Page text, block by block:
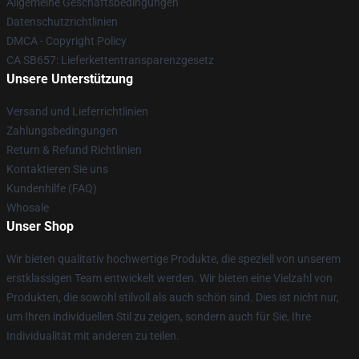
Datenschutzrichtlinien
DMCA - Copyright Policy
CA SB657: Lieferkettentransparenzgesetz
Unsere Unterstützung
Versand und Lieferrichtlinien
Zahlungsbedingungen
Return & Refund Richtlinien
Kontaktieren Sie uns
Kundenhilfe (FAQ)
Whosale
Unser Shop
Wir bieten qualitativ hochwertige Produkte, die speziell von unserem
erstklassigen Team entwickelt werden. Wir bieten eine Vielzahl von
Produkten, die sowohl stilvoll als auch schön sind. Dies ist nicht nur,
um Ihren individuellen Stil zu zeigen, sondern auch für Sie, Ihre
Individualität mit anderen zu teilen.